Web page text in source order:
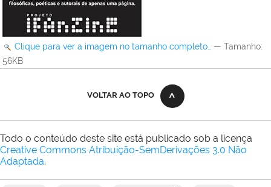
Clique para ver a imagem no tamanho completo… — Tamanho:
56KB
VOLTAR AO TOPO
Todo o conteúdo deste site está publicado sob a licença
Creative Commons Atribuição-SemDerivações 3.0 Não
Adaptada.